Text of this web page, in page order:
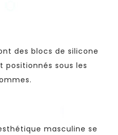
des blocs de silicone
positionnés sous les
masculine se